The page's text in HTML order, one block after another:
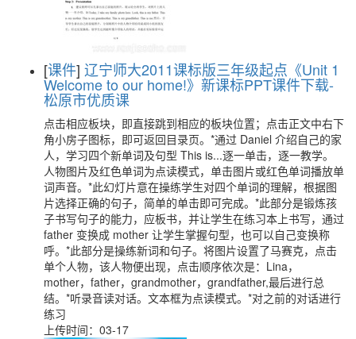
[课件] 辽宁师大2011课标版三年级起点《Unit 1
Welcome to our home!》新课标PPT课件下载-
松原市优质课
点击相应板块，即直接跳到相应的板块位置；点击正文中右下
角小房子图标，即可返回目录页。*通过 Daniel 介绍自己的家
人，学习四个新单词及句型 This is...逐一单击，逐一教学。
人物图片及红色单词为点读模式，单击图片或红色单词播放单
词声音。*此幻灯片意在操练学生对四个单词的理解，根据图
片选择正确的句子，简单的单击即可完成。*此部分是锻炼孩
子书写句子的能力，应板书，并让学生在练习本上书写，通过
father 变换成 mother 让学生掌握句型，也可以自己变换称
呼。*此部分是操练新词和句子。将图片设置了马赛克，点击
单个人物，该人物便出现，点击顺序依次是：Lina，
mother，father，grandmother，grandfather,最后进行总
结。*听录音读对话。文本框为点读模式。*对之前的对话进行
练习
上传时间：03-17